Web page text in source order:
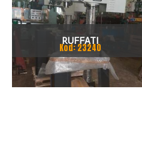
RUFFATI
Kod: 23240